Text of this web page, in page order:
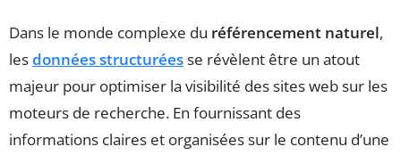
Dans le monde complexe du référencement naturel,
lesdonnées structuréesse révèlent être un atout
majeur pour optimiser la visibilité des sites web sur les
moteurs de recherche. En fournissant des
informations claires et organisées sur le contenu d’une